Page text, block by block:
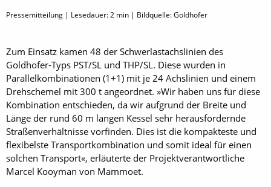
Pressemitteilung | Lesedauer:2 min | Bildquelle: Goldhofer
Zum Einsatz kamen 48 der Schwerlastachslinien des
Goldhofer-Typs PST/SL und THP/SL. Diese wurden in
Parallelkombinationen (1+1) mit je 24 Achslinien und einem
Drehschemel mit 300 t angeordnet. »Wir haben uns für diese
Kombination entschieden, da wir aufgrund der Breite und
Länge der rund 60 m langen Kessel sehr herausfordernde
Straßenverhältnisse vorfinden. Dies ist die kompakteste und
flexibelste Transportkombination und somit ideal für einen
solchen Transport«, erläuterte der Projektverantwortliche
Marcel Kooyman von Mammoet.